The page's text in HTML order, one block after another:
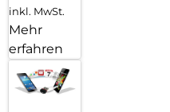
inkl. MwSt.
Mehr
erfahren